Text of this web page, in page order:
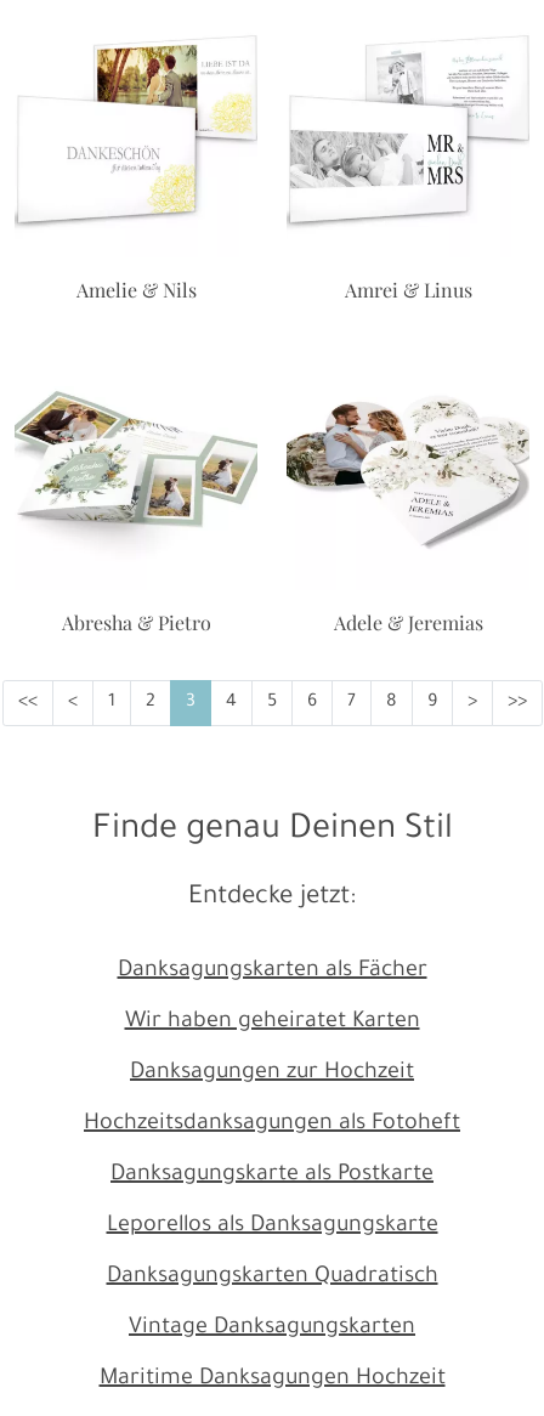
Amelie & Nils Amrei & Linus
Abresha & Pietro Adele & Jeremias
<< < 1 2 3 4 5 6 7 8 9 > >>
Finde genau Deinen Stil
Entdecke jetzt:
Danksagungskarten als Fächer
Wir haben geheiratet Karten
Danksagungen zur Hochzeit
Hochzeitsdanksagungen als Fotoheft
Danksagungskarte als Postkarte
Leporellos als Danksagungskarte
Danksagungskarten Quadratisch
Vintage Danksagungskarten
Maritime Danksagungen Hochzeit